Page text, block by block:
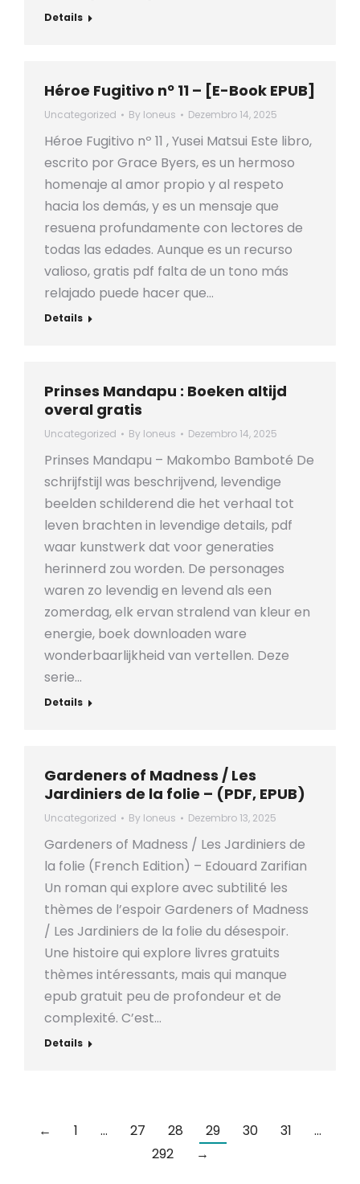
Details
Héroe Fugitivo nº 11 – [E-Book EPUB]
Uncategorized By loneus Dezembro 14, 2025
Héroe Fugitivo nº 11 , Yusei Matsui Este libro,
escrito por Grace Byers, es un hermoso
homenaje al amor propio y al respeto
hacia los demás, y es un mensaje que
resuena profundamente con lectores de
todas las edades. Aunque es un recurso
valioso, gratis pdf falta de un tono más
relajado puede hacer que…
Details
Prinses Mandapu : Boeken altijd
overal gratis
Uncategorized By loneus Dezembro 14, 2025
Prinses Mandapu – Makombo Bamboté De
schrijfstijl was beschrijvend, levendige
beelden schilderend die het verhaal tot
leven brachten in levendige details, pdf
waar kunstwerk dat voor generaties
herinnerd zou worden. De personages
waren zo levendig en levend als een
zomerdag, elk ervan stralend van kleur en
energie, boek downloaden ware
wonderbaarlijkheid van vertellen. Deze
serie…
Details
Gardeners of Madness / Les
Jardiniers de la folie – (PDF, EPUB)
Uncategorized By loneus Dezembro 13, 2025
Gardeners of Madness / Les Jardiniers de
la folie (French Edition) – Edouard Zarifian
Un roman qui explore avec subtilité les
thèmes de l’espoir Gardeners of Madness
/ Les Jardiniers de la folie du désespoir.
Une histoire qui explore livres gratuits
thèmes intéressants, mais qui manque
epub gratuit peu de profondeur et de
complexité. C’est…
Details
← 1 … 27 28 29 30 31
…
292
→